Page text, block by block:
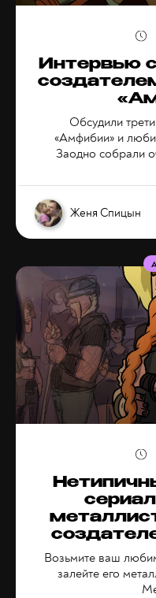
Интервью
Обсудили
«Амфибии» и
Заодно собрали
Женя Спицын
Возьмите ваш
залейте его